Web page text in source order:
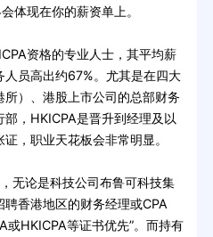
现在你的薪资单上。
资格的专业人士，其平均薪
员高出约67%。尤其是在四大
）、港股上市公司的总部财务
，HKICPA是晋升到经理及以
，职业天花板会非常明显。
论是科技公司布鲁可科技集
香港地区的财务经理或CPA
或HKICPA等证书优先”。而持有